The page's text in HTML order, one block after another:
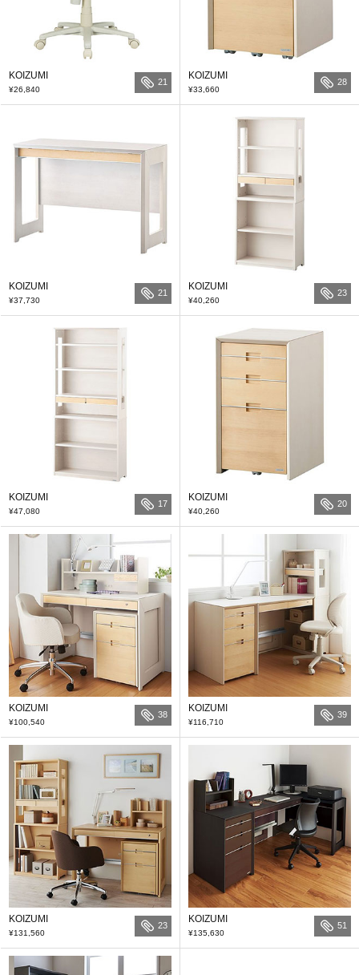
KOIZUMI
¥26,840
21
KOIZUMI
¥33,660
28
KOIZUMI
¥37,730
21
KOIZUMI
¥40,260
23
KOIZUMI
¥47,080
17
KOIZUMI
¥40,260
20
KOIZUMI
¥100,540
38
KOIZUMI
¥116,710
39
KOIZUMI
¥131,560
23
KOIZUMI
¥135,630
51